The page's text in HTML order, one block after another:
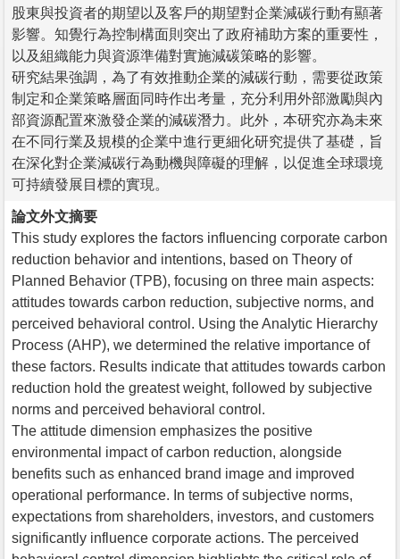
股東與投資者的期望以及客戶的期望對企業減碳行動有顯著
影響。知覺行為控制構面則突出了政府補助方案的重要性，
以及組織能力與資源準備對實施減碳策略的影響。
研究結果強調，為了有效推動企業的減碳行動，需要從政策
制定和企業策略層面同時作出考量，充分利用外部激勵與內
部資源配置來激發企業的減碳潛力。此外，本研究亦為未來
在不同行業及規模的企業中進行更細化研究提供了基礎，旨
在深化對企業減碳行為動機與障礙的理解，以促進全球環境
可持續發展目標的實現。
論文外文摘要
This study explores the factors influencing corporate carbon
reduction behavior and intentions, based on Theory of
Planned Behavior (TPB), focusing on three main aspects:
attitudes towards carbon reduction, subjective norms, and
perceived behavioral control. Using the Analytic Hierarchy
Process (AHP), we determined the relative importance of
these factors. Results indicate that attitudes towards carbon
reduction hold the greatest weight, followed by subjective
norms and perceived behavioral control.
The attitude dimension emphasizes the positive
environmental impact of carbon reduction, alongside
benefits such as enhanced brand image and improved
operational performance. In terms of subjective norms,
expectations from shareholders, investors, and customers
significantly influence corporate actions. The perceived